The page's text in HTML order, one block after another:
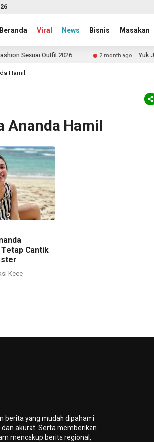
Beranda Viral News Bisnis Masakan
Sesuai Outfit 2026 2 month ago Yuk
Hamil
Ananda Hamil
Cantik
Kece
berita yang mudah dipahami
akurat. Serta memberikan
mencakup berita regional,